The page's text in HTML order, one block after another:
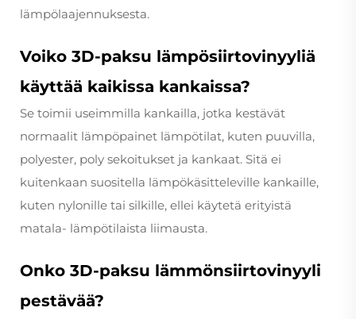
lämpölaajennuksesta.
Voiko 3D-paksu lämpösiirtovinyyliä
käyttää kaikissa kankaissa?
Se toimii useimmilla kankailla, jotka kestävät
normaalit lämpöpainet lämpötilat, kuten puuvilla,
polyester, poly sekoitukset ja kankaat. Sitä ei
kuitenkaan suositella lämpökäsitteleville kankaille,
kuten nylonille tai silkille, ellei käytetä erityistä
matala- lämpötilaista liimausta.
Onko 3D-paksu lämmönsiirtovinyyli
pestävää?